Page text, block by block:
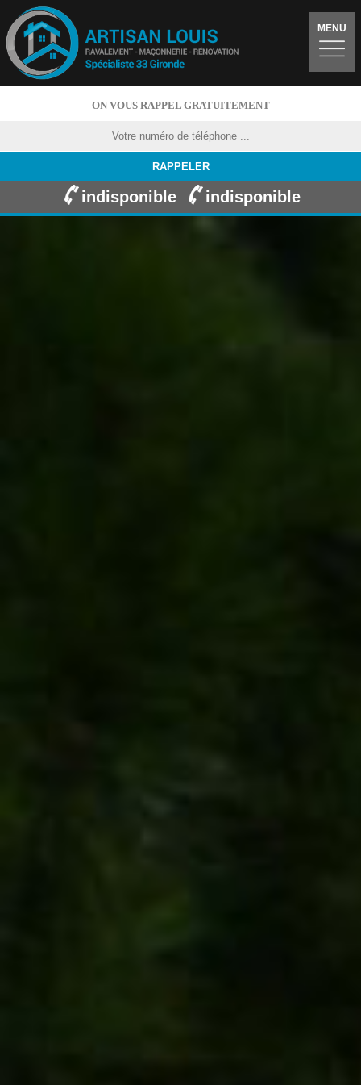
MENU
ON VOUS RAPPEL GRATUITEMENT
indisponible indisponible